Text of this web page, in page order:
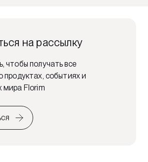
на рассылку
чтобы получать все
продуктах, событиях и
мира Florim